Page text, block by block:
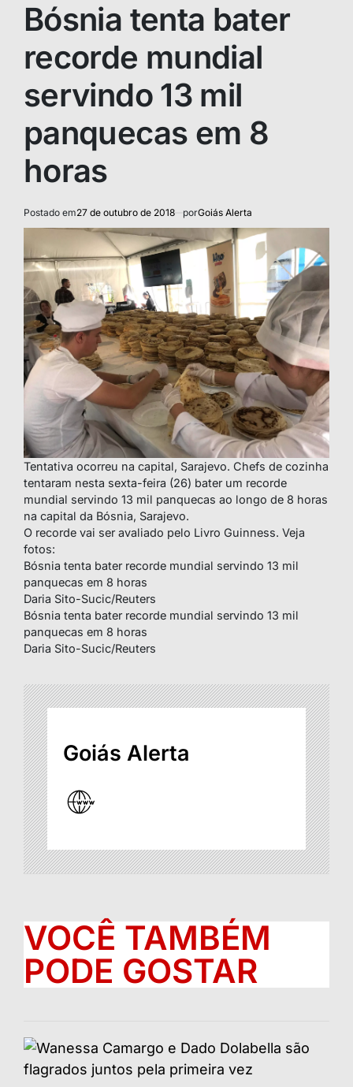
Bósnia tenta bater
recorde mundial
servindo 13 mil
panquecas em 8
horas
Postado em27 de outubro de 2018 porGoiás Alerta
Tentativa ocorreu na capital, Sarajevo. Chefs de cozinha
tentaram nesta sexta-feira (26) bater um recorde
mundial servindo 13 mil panquecas ao longo de 8 horas
na capital da Bósnia, Sarajevo.
O recorde vai ser avaliado pelo Livro Guinness. Veja
fotos:
Bósnia tenta bater recorde mundial servindo 13 mil
panquecas em 8 horas
Daria Sito-Sucic/Reuters
Bósnia tenta bater recorde mundial servindo 13 mil
panquecas em 8 horas
Daria Sito-Sucic/Reuters
Goiás Alerta
VOCÊ TAMBÉM
PODE GOSTAR